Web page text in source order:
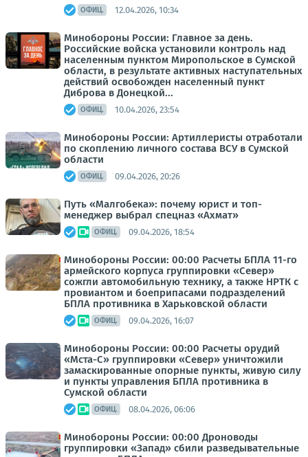
ОФИЦ. 12.04.2026, 10:34
Минобороны России: Главное за день.
Российские войска установили контроль над
населенным пунктом Миропольское в Сумской
области, в результате активных наступательных
действий освобожден населенный пункт
Диброва в Донецкой...
ОФИЦ. 10.04.2026, 23:54
Минобороны России: Артиллеристы отработали
по скоплению личного состава ВСУ в Сумской
области
ОФИЦ. 09.04.2026, 20:26
Путь «Малгобека»: почему юрист и топ-
менеджер выбрал спецназ «Ахмат»
ОФИЦ. 09.04.2026, 18:54
Минобороны России: 00:00 Расчеты БПЛА 11-го
армейского корпуса группировки «Север»
сожгли автомобильную технику, а также НРТК с
провиантом и боеприпасами подразделений
БПЛА противника в Харьковской области
ОФИЦ. 09.04.2026, 16:07
Минобороны России: 00:00 Расчеты орудий
«Мста-С» группировки «Север» уничтожили
замаскированные опорные пункты, живую силу
и пункты управления БПЛА противника в
Сумской области
ОФИЦ. 08.04.2026, 06:06
Минобороны России: 00:00 Дроноводы
группировки «Запад» сбили разведывательные